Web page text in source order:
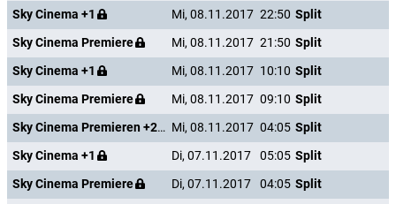
Sky Cinema +1
Mi, 08.11.2017 22:50 Split
Sky Cinema Premiere
Mi, 08.11.2017 21:50 Split
Sky Cinema +1
Mi, 08.11.2017 10:10 Split
Sky Cinema Premiere
Mi, 08.11.2017 09:10 Split
Sky Cinema Premieren +24 Mi, 08.11.2017 04:05 Split
Sky Cinema +1
Di, 07.11.2017 05:05 Split
Sky Cinema Premiere
Di, 07.11.2017 04:05 Split